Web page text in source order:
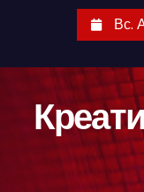
Вс.